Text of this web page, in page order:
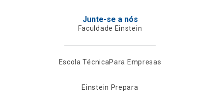
Junte-se a nós
Faculdade Einstein
Escola TécnicaPara Empresas
Einstein Prepara